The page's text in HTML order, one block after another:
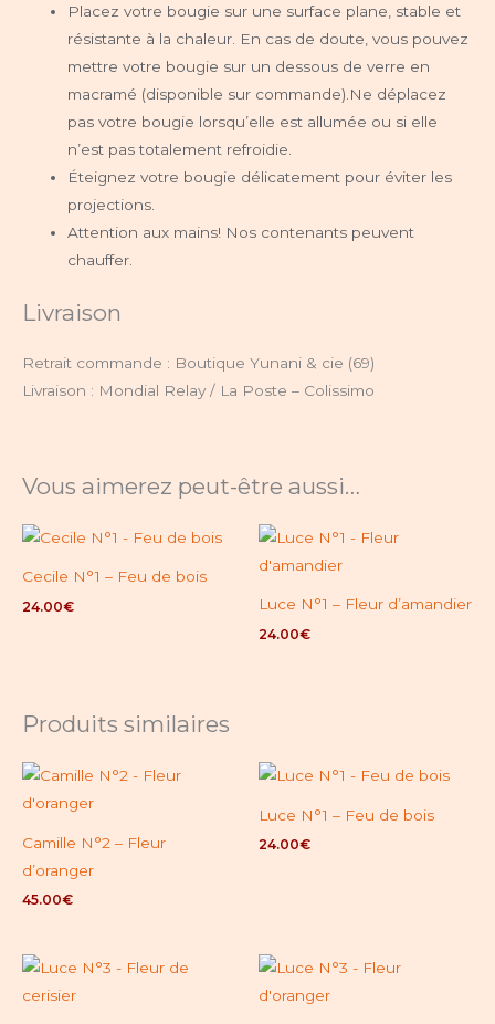
Placez votre bougie sur une surface plane, stable et
résistante à la chaleur. En cas de doute, vous pouvez
mettre votre bougie sur un dessous de verre en
macramé (disponible sur commande).Ne déplacez
pas votre bougie lorsqu’elle est allumée ou si elle
n’est pas totalement refroidie.
Éteignez votre bougie délicatement pour éviter les
projections.
Attention aux mains! Nos contenants peuvent
chauffer.
Livraison
Retrait commande : Boutique Yunani & cie (69)
Livraison : Mondial Relay / La Poste – Colissimo
Vous aimerez peut-être aussi…
Cecile N°1 – Feu de bois
24.00€ Luce N°1 – Fleur d’amandier
24.00€
Produits similaires
Camille N°2 – Fleur
d’oranger
45.00€
Luce N°1 – Feu de bois
24.00€